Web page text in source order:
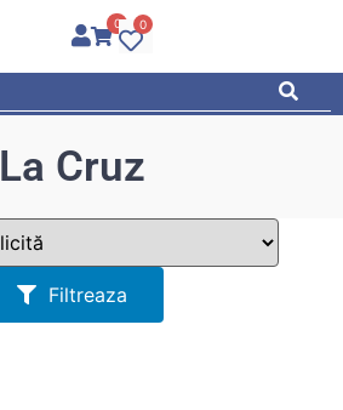
0 0
La Cruz
Filtreaza